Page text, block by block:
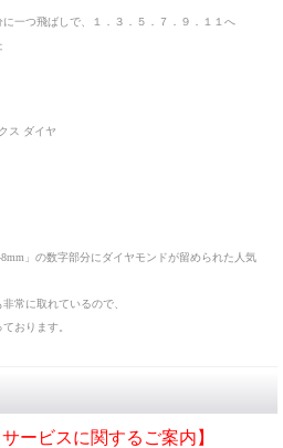
一つ飛ばしで、１．３．５．７．９．１１へ
ス ダイヤ
」の数字部分にダイヤモンドが留められた人気
常に取れているので、
おります。
ービスに関するご案内】